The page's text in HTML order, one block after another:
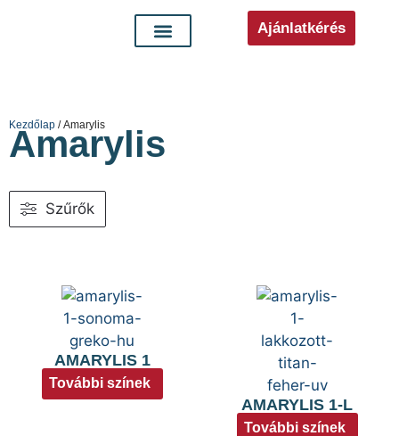
Ajánlatkérés
Kezdőlap / Amarylis
Amarylis
Szűrők
AMARYLIS 1
További színek
AMARYLIS 1-L
További színek